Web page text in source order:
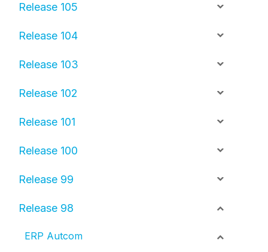
Release 105
Release 104
Release 103
Release 102
Release 101
Release 100
Release 99
Release 98
ERP Autcom